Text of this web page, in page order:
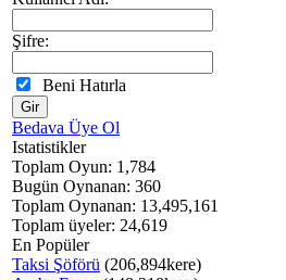
Şifre:
Beni Hatırla
Bedava Üye Ol
Istatistikler
Toplam Oyun: 1,784
Bugün Oynanan: 360
Toplam Oynanan: 13,495,161
Toplam üyeler: 24,619
En Popüler
Taksi Şöförü (206,894kere)